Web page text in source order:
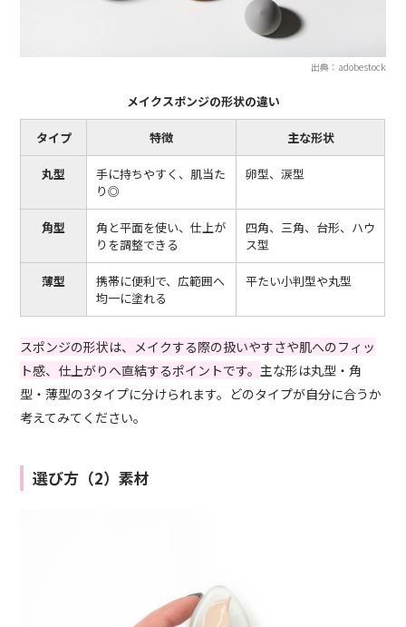
出典：adobestock
メイクスポンジの形状の違い
タイプ 特徴 主な形状
丸型
手に持ちやすく、肌当た
り◎
卵型、涙型
角型
角と平面を使い、仕上が
りを調整できる
四角、三角、台形、ハウ
ス型
薄型
携帯に便利で、広範囲へ
均一に塗れる
平たい小判型や丸型
スポンジの形状は、メイクする際の扱いやすさや肌へのフィッ
ト感、仕上がりへ直結するポイントです。主な形は丸型・角
型・薄型の3タイプに分けられます。どのタイプが自分に合うか
考えてみてください。
選び方（2）素材